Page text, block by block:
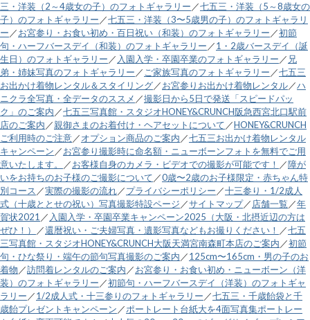
三・洋装（2～4歳女の子）のフォトギャラリー／七五三・洋装（5～8歳女の
子）のフォトギャラリー／七五三・洋装（3〜5歳男の子）のフォトギャラリ
ー／お宮参り・お食い初め・百日祝い（和装）のフォトギャラリー／初節
句・ハーフバースデイ（和装）のフォトギャラリー／1・2歳バースデイ（誕
生日）のフォトギャラリー／ 入園入学・卒園卒業のフォトギャラリー／ 兄
弟・姉妹写真のフォトギャラリー／ご家族写真のフォトギャラリー／七五三
お出かけ着物レンタル＆スタイリング／お宮参りお出かけ着物レンタル／ハ
ニクラ全写真・全データのススメ ／撮影日から5日で発送「スピードパッ
ク」のご案内／七五三写真館・スタジオHONEY&CRUNCH阪急西宮北口駅前
店のご案内／親御さまのお着付け・ヘアセットについて／HONEY&CRUNCH
ご利用時のご注意／オプション商品のご案内／七五三お出かけ着物レンタル
キャンペーン／お宮参り撮影時に命名額・ニューボーンフォトを無料でご用
意いたします。
／お客様自身のカメラ・ビデオでの撮影が可能です！ ／障が
いをお持ちのお子様のご撮影について／0歳〜2歳のお子様限定・赤ちゃん特
別コース／実際の撮影の流れ／プライバシーポリシー／十三参り・1/2成人
式（十歳ととせの祝い）写真撮影特設ページ／サイトマップ／店舗一覧／年
賀状2021／ 入園入学・卒園卒業キャンペーン2025（大阪・北摂近辺の方は
ぜひ！）
／還暦祝い・ご夫婦写真・遺影写真などもお撮りください！ ／七五
三写真館・スタジオHONEY&CRUNCH大阪天満宮南森町本店のご案内／初節
句・ひな祭り・端午の節句写真撮影のご案内／125cm〜165cm・男の子のお
着物／訪問着レンタルのご案内／お宮参り・お食い初め・ニューボーン（洋
装）のフォトギャラリー／初節句・ハーフバースデイ（洋装）のフォトギャ
ラリー／1/2成人式・十三参りのフォトギャラリー／七五三・千歳飴袋と千
歳飴プレゼントキャンペーン／ポートレート台紙大を4面写真集ポートレー